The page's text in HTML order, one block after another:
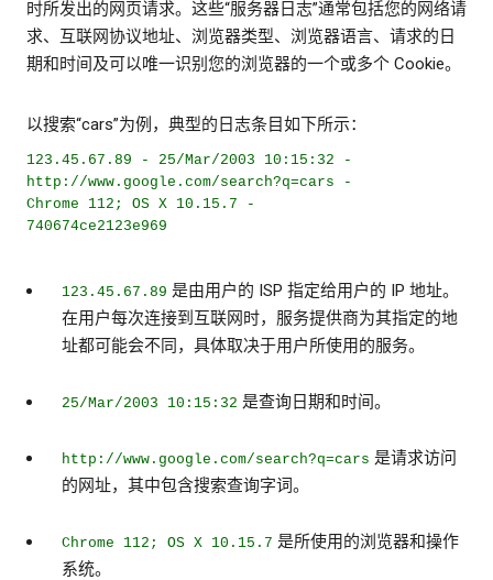
时所发出的网页请求。这些“服务器日志”通常包括您的网络请
求、互联网协议地址、浏览器类型、浏览器语言、请求的日
期和时间及可以唯一识别您的浏览器的一个或多个 Cookie。
以搜索“cars”为例，典型的日志条目如下所示：
123.45.67.89 - 25/Mar/2003 10:15:32 -
http://www.google.com/search?q=cars -
Chrome 112; OS X 10.15.7 -
740674ce2123e969
123.45.67.89 是由用户的 ISP 指定给用户的 IP 地址。
在用户每次连接到互联网时，服务提供商为其指定的地
址都可能会不同，具体取决于用户所使用的服务。
25/Mar/2003 10:15:32 是查询日期和时间。
http://www.google.com/search?q=cars 是请求访问
的网址，其中包含搜索查询字词。
Chrome 112; OS X 10.15.7 是所使用的浏览器和操作
系统。